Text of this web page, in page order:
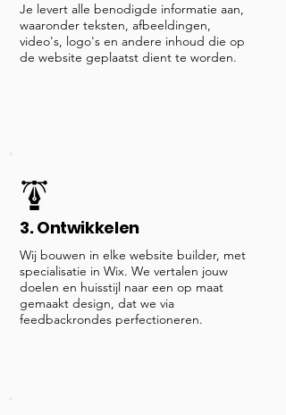
Je levert alle benodigde informatie aan,
waaronder teksten, afbeeldingen,
video's, logo's en andere inhoud die op
de website geplaatst dient te worden.
3. Ontwikkelen
Wij bouwen in elke website builder, met
specialisatie in Wix. We vertalen jouw
doelen en huisstijl naar een op maat
gemaakt design, dat we via
feedbackrondes perfectioneren.